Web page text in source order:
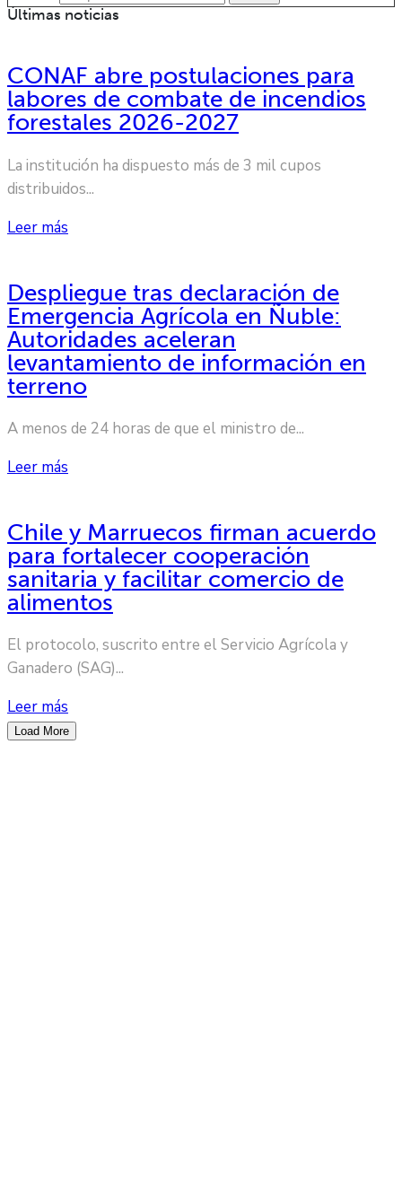
Últimas noticias
CONAF abre postulaciones para
labores de combate de incendios
forestales 2026-2027
La institución ha dispuesto más de 3 mil cupos
distribuidos...
Leer más
Despliegue tras declaración de
Emergencia Agrícola en Ñuble:
Autoridades aceleran
levantamiento de información en
terreno
A menos de 24 horas de que el ministro de...
Leer más
Chile y Marruecos firman acuerdo
para fortalecer cooperación
sanitaria y facilitar comercio de
alimentos
El protocolo, suscrito entre el Servicio Agrícola y
Ganadero (SAG)...
Leer más
Load More